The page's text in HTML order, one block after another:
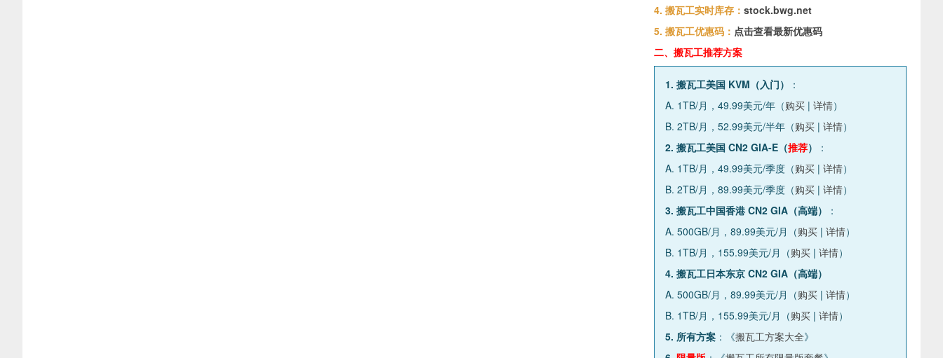
4. 搬瓦工实时库存： stock.bwg.net
5. 搬瓦工优惠码： 点击查看最新优惠码
二、搬瓦工推荐方案
1. 搬瓦工美国 KVM（入门）
：
A. 1TB/月，49.99美元/年（购买 | 详情）
B. 2TB/月，52.99美元/半年（购买 | 详情）
2. 搬瓦工美国 CN2 GIA-E（推荐）
：
A. 1TB/月，49.99美元/季度（购买 | 详情）
B. 2TB/月，89.99美元/季度（购买 | 详情）
3. 搬瓦工中国香港 CN2 GIA（高端）
：
A. 500GB/月，89.99美元/月（购买 | 详情）
B. 1TB/月，155.99美元/月（购买 | 详情）
4. 搬瓦工日本东京 CN2 GIA（高端）
A. 500GB/月，89.99美元/月（购买 | 详情）
B. 1TB/月，155.99美元/月（购买 | 详情）
5. 所有方案 ：《搬瓦工方案大全》